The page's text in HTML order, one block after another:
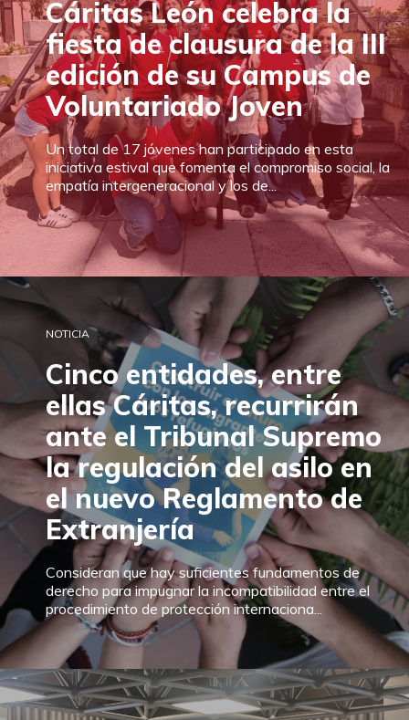
BUSCADOR
ACCESO PARA USUARIOS
CAMPAÑAS
HAZTE VOLUNTARIO/A
EMPRESAS O ENTIDADES SOLIDARIAS
HERENCIAS Y LEGADOS
OTRAS FORMAS DE COLABORAR
DONA
Cáritas León celebra la
fiesta de clausura de la III
edición de su Campus de
Voluntariado Joven
Un total de 17 jóvenes han participado en esta
iniciativa estival que fomenta el compromiso social, la
empatía intergeneracional y los de...
NOTICIA
Cinco entidades, entre
ellas Cáritas, recurrirán
ante el Tribunal Supremo
la regulación del asilo en
el nuevo Reglamento de
Extranjería
Consideran que hay suficientes fundamentos de
derecho para impugnar la incompatibilidad entre el
procedimiento de protección internaciona...